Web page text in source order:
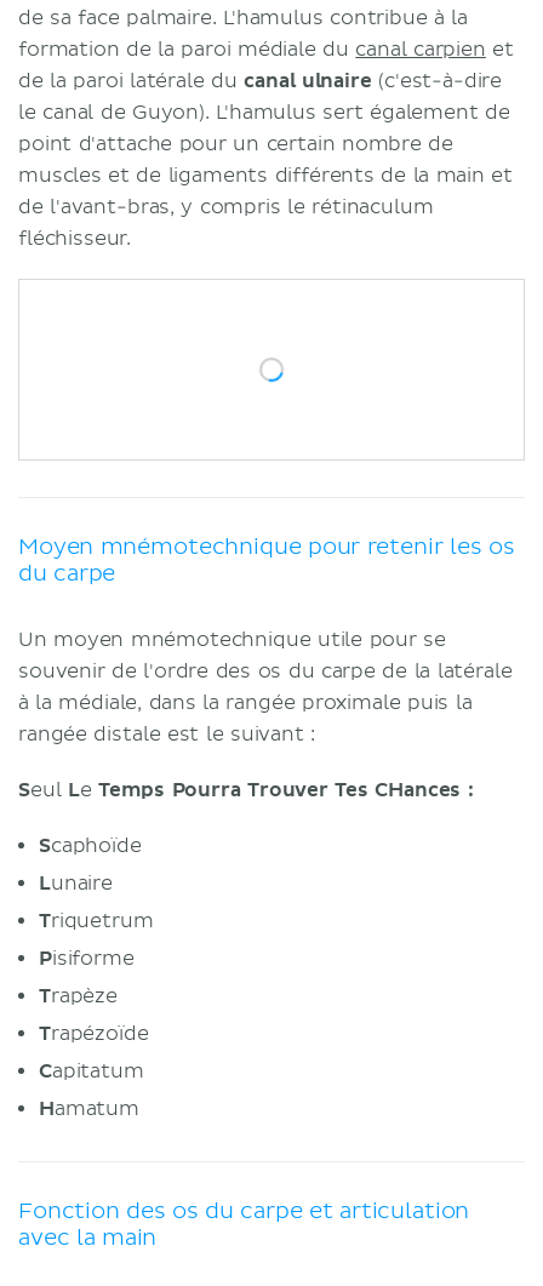
de sa face palmaire. L'hamulus contribue à la
formation de la paroi médiale du canal carpien et
de la paroi latérale ducanal ulnaire (c'est-à-dire
le canal de Guyon). L'hamulus sert également de
point d'attache pour un certain nombre de
muscles et de ligaments différents de la main et
de l'avant-bras, y compris le rétinaculum
fléchisseur.
Moyen mnémotechnique pour retenir les os
du carpe
Un moyen mnémotechnique utile pour se
souvenir de l'ordre des os du carpe de la latérale
à la médiale, dans la rangée proximale puis la
rangée distale est le suivant :
SeulLe Temps Pourra TrouverTes CHances :
Scaphoïde
Lunaire
Triquetrum
Pisiforme
Trapèze
Trapézoïde
Capitatum
Hamatum
Fonction des os du carpe et articulation
avec la main